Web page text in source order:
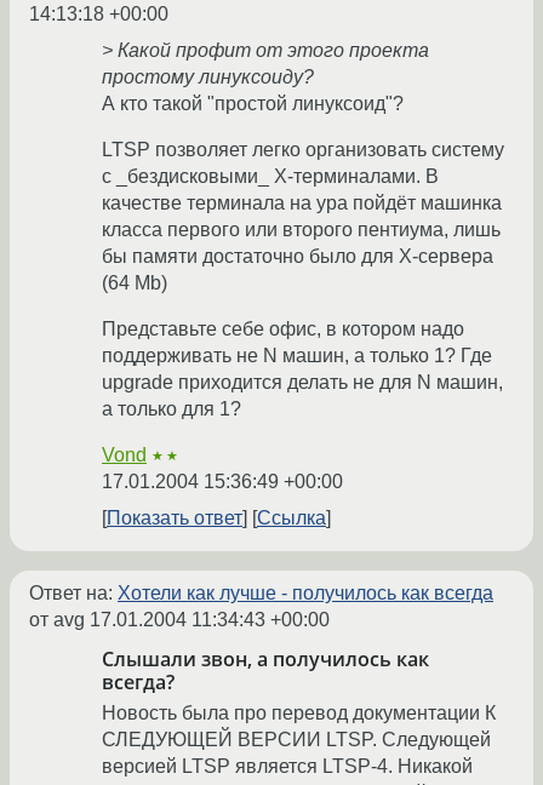
14:13:18 +00:00
> Какой профит от этого проекта
простому линуксоиду?
А кто такой "простой линуксоид"?
LTSP позволяет легко организовать систему
с _бездисковыми_ X-терминалами. В
качестве терминала на ура пойдёт машинка
класса первого или второго пентиума, лишь
бы памяти достаточно было для X-сервера
(64 Mb)
Представьте себе офис, в котором надо
поддерживать не N машин, а только 1? Где
upgrade приходится делать не для N машин,
а только для 1?
Vond ★★
17.01.2004 15:36:49 +00:00
Показать ответ
Ссылка
Ответ на: Хотели как лучше - получилось как всегда
от avg 17.01.2004 11:34:43 +00:00
Слышали звон, а получилось как
всегда?
Новость была про перевод документации К
СЛЕДУЮЩЕЙ ВЕРСИИ LTSP. Следующей
версией LTSP является LTSP-4. Никакой